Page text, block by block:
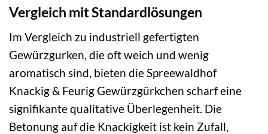
Vergleich mit Standardlösungen
Im Vergleich zu industriell gefertigten
Gewürzgurken, die oft weich und wenig
aromatisch sind, bieten die Spreewaldhof
Knackig & Feurig Gewürzgürkchen scharf eine
signifikante qualitative Überlegenheit. Die
Betonung auf die Knackigkeit ist kein Zufall,